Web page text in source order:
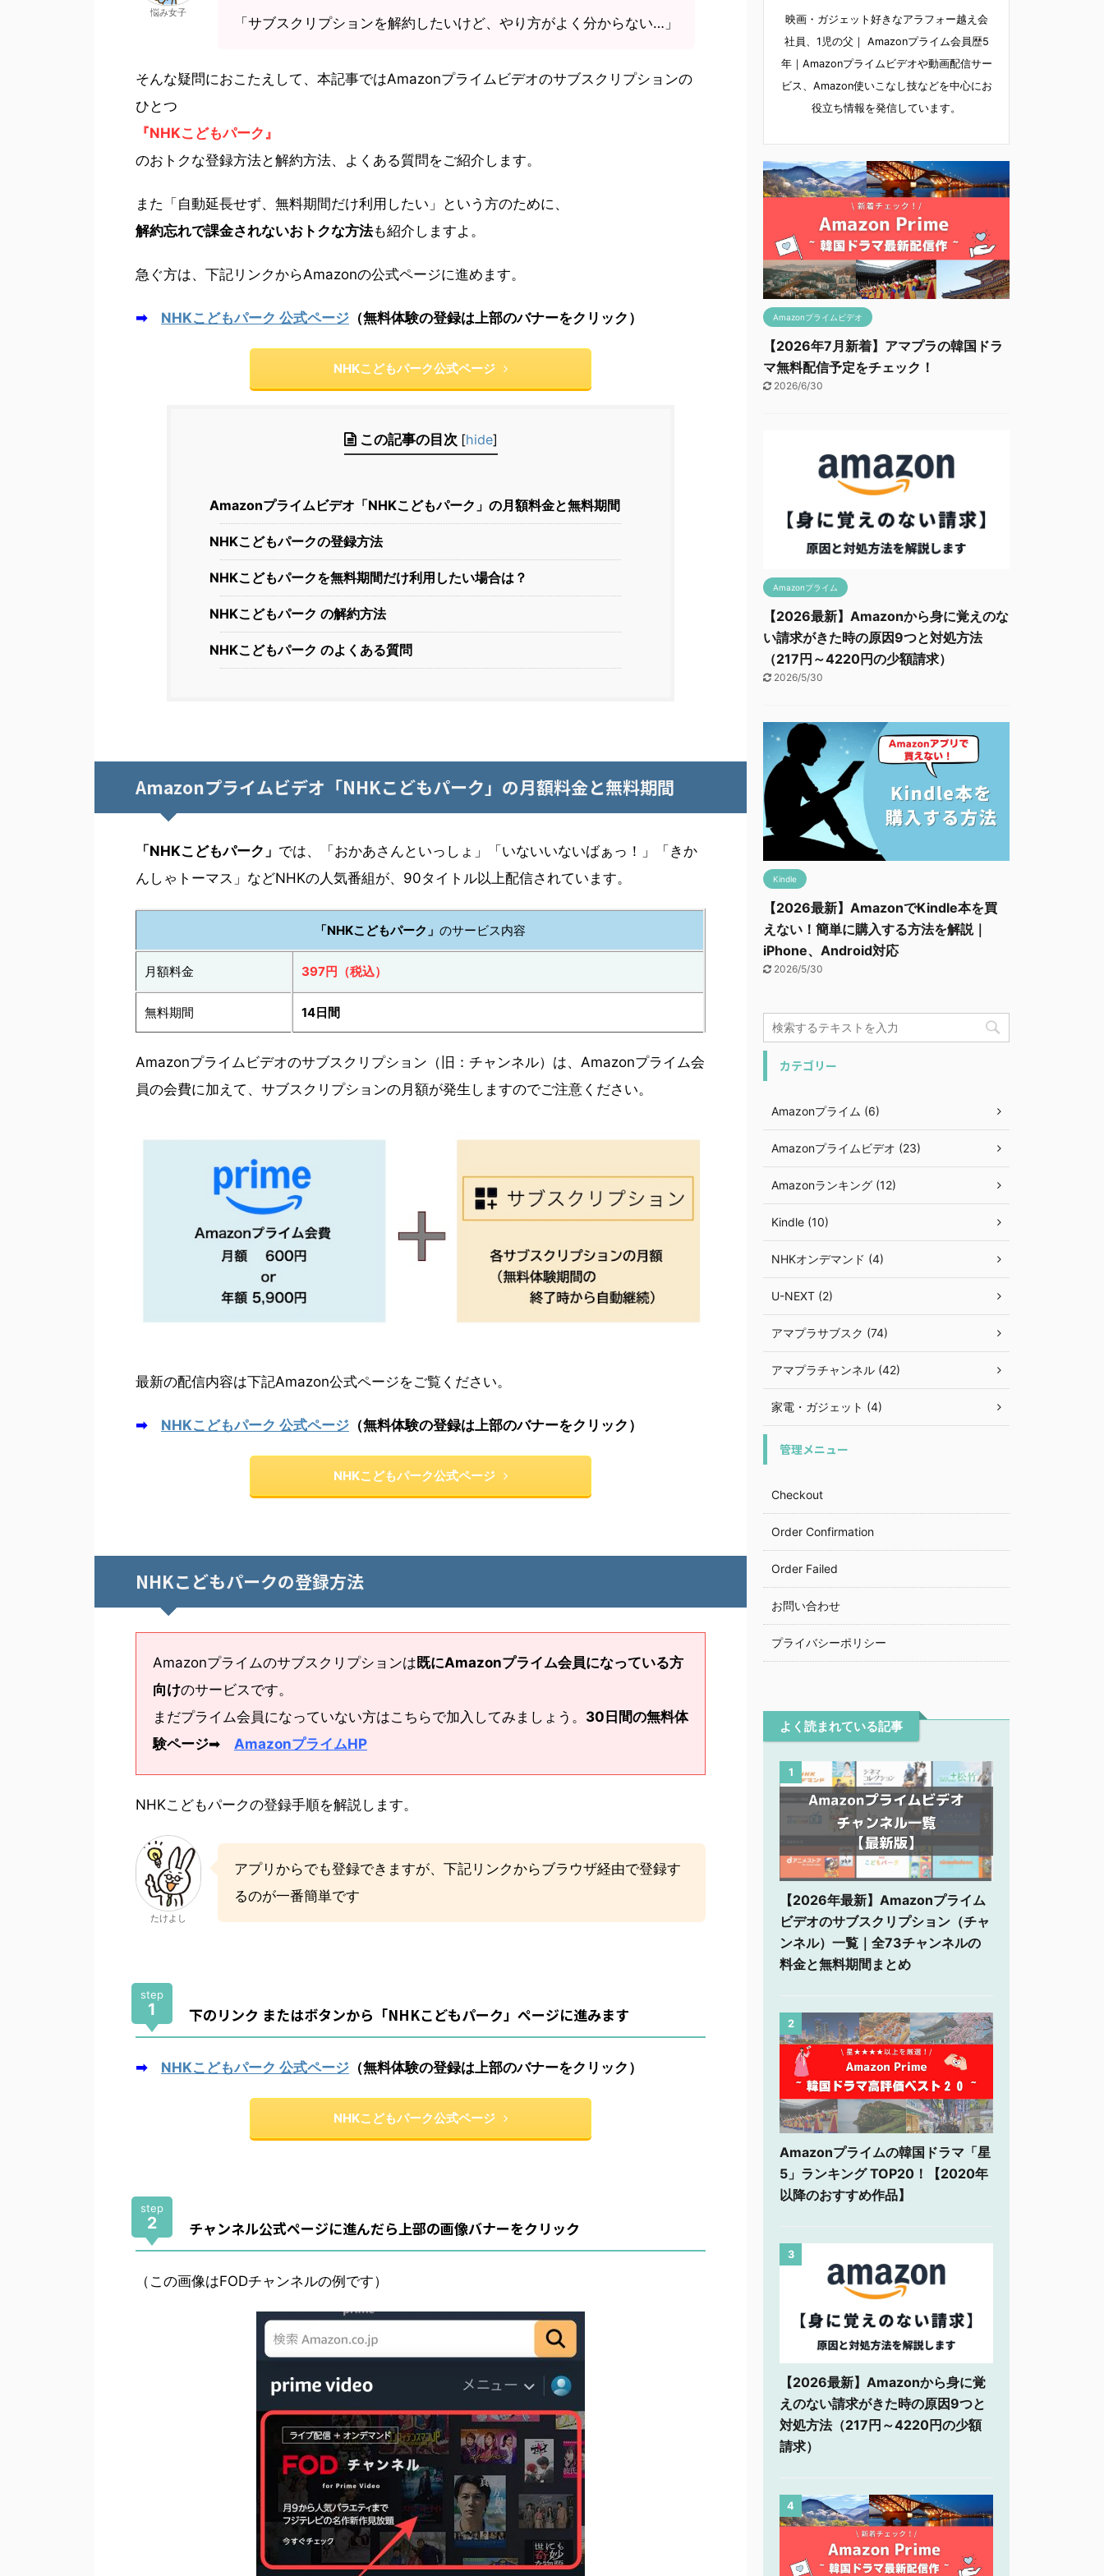
悩み女子
「サブスクリプションを解約したいけど、やり方がよく分からない…」
そんな疑問におこたえして、本記事ではAmazonプライムビデオのサブスクリプションの
ひとつ
『NHKこどもパーク』
のおトクな登録方法と解約方法、よくある質問をご紹介します。
また「自動延長せず、無料期間だけ利用したい」という方のために、
解約忘れで課金されないおトクな方法も紹介しますよ。
急ぐ方は、下記リンクからAmazonの公式ページに進めます。
➡ NHKこどもパーク 公式ページ （無料体験の登録は上部のバナーをクリック）
NHKこどもパーク公式ページ
この記事の目次 [hide]
Amazonプライムビデオ「NHKこどもパーク」の月額料金と無料期間
NHKこどもパークの登録方法
NHKこどもパークを無料期間だけ利用したい場合は？
NHKこどもパーク の解約方法
NHKこどもパーク のよくある質問
Amazonプライムビデオ「NHKこどもパーク」の月額料金と無料期間
「NHKこどもパーク」 では、「おかあさんといっしょ」「いないいないばぁっ！」「きか
んしゃトーマス」などNHKの人気番組が、90タイトル以上配信されています。
「NHKこどもパーク」 のサービス内容
月額料金 397円（税込）
無料期間 14日間
Amazonプライムビデオのサブスクリプション（旧：チャンネル）は、Amazonプライム会
員の会費に加えて、サブスクリプションの月額が発生しますのでご注意ください。
最新の配信内容は下記Amazon公式ページをご覧ください。
➡ NHKこどもパーク 公式ページ （無料体験の登録は上部のバナーをクリック）
NHKこどもパーク公式ページ
NHKこどもパークの登録方法
Amazonプライムのサブスクリプションは 既にAmazonプライム会員になっている方
向けのサービスです。
まだプライム会員になっていない方はこちらで加入してみましょう。 30日間の無料体
験ページ➡ AmazonプライムHP
NHKこどもパークの登録手順を解説します。
たけよし
アプリからでも登録できますが、下記リンクからブラウザ経由で登録す
るのが一番簡単です
step
1 下のリンク またはボタンから「NHKこどもパーク」ページに進みます
➡ NHKこどもパーク 公式ページ （無料体験の登録は上部のバナーをクリック）
NHKこどもパーク公式ページ
step
2 チャンネル公式ページに進んだら上部の画像バナーをクリック
（この画像はFODチャンネルの例です）
映画・ガジェット好きなアラフォー越え会
社員、1児の父｜ Amazonプライム会員歴5
年｜Amazonプライムビデオや動画配信サー
ビス、Amazon使いこなし技などを中心にお
役立ち情報を発信しています。
Amazonプライムビデオ
【2026年7月新着】アマプラの韓国ドラ
マ無料配信予定をチェック！
2026/6/30
Amazonプライム
【2026最新】Amazonから身に覚えのな
い請求がきた時の原因9つと対処方法
（217円～4220円の少額請求）
2026/5/30
Kindle
【2026最新】AmazonでKindle本を買
えない！簡単に購入する方法を解説｜
iPhone、Android対応
2026/5/30
カテゴリー
Amazonプライム (6)
Amazonプライムビデオ (23)
Amazonランキング (12)
Kindle (10)
NHKオンデマンド (4)
U-NEXT (2)
アマプラサブスク (74)
アマプラチャンネル (42)
家電・ガジェット (4)
管理メニュー
Checkout
Order Confirmation
Order Failed
お問い合わせ
プライバシーポリシー
よく読まれている記事
1
【2026年最新】Amazonプライム
ビデオのサブスクリプション（チャ
ンネル）一覧｜全73チャンネルの
料金と無料期間まとめ
2
Amazonプライムの韓国ドラマ「星
5」ランキング TOP20！【2020年
以降のおすすめ作品】
3
【2026最新】Amazonから身に覚
えのない請求がきた時の原因9つと
対処方法（217円～4220円の少額
請求）
4